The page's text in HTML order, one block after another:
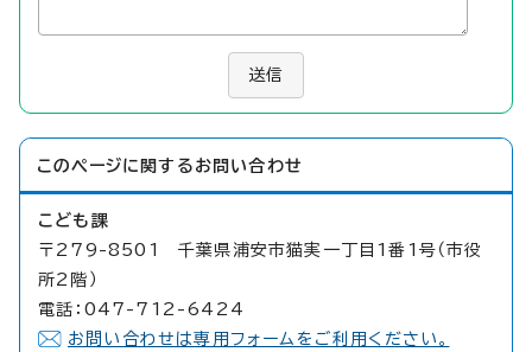
送信
このページに関する お問い合わせ
こども課
〒279-8501 千葉県浦安市猫実一丁目1番1号（市役
所2階）
電話：047-712-6424
お問い合わせは専用フォームをご利用ください。